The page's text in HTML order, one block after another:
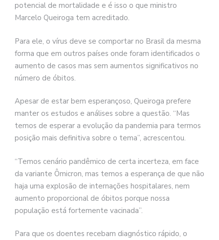
potencial de mortalidade e é isso o que ministro
Marcelo Queiroga tem acreditado.
Para ele, o vírus deve se comportar no Brasil da mesma
forma que em outros países onde foram identificados o
aumento de casos mas sem aumentos significativos no
número de óbitos.
Apesar de estar bem esperançoso, Queiroga prefere
manter os estudos e análises sobre a questão. “Mas
temos de esperar a evolução da pandemia para termos
posição mais definitiva sobre o tema”, acrescentou.
“Temos cenário pandêmico de certa incerteza, em face
da variante Ômicron, mas temos a esperança de que não
haja uma explosão de internações hospitalares, nem
aumento proporcional de óbitos porque nossa
população está fortemente vacinada”.
Para que os doentes recebam diagnóstico rápido, o